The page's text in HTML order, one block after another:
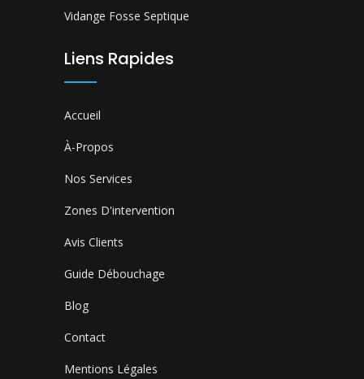
Vidange Fosse Septique
Liens Rapides
Accueil
À-Propos
Nos Services
Zones D'intervention
Avis Clients
Guide Débouchage
Blog
Contact
Mentions Légales